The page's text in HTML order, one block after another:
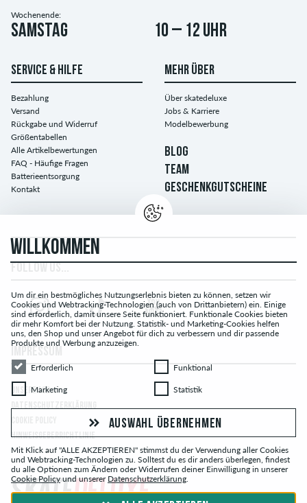
Wochenende:
Samstag 10 – 12 Uhr
SERVICE & HILFE
Bezahlung
Versand
Rückgabe und Widerruf
Größentabellen
Alle Artikelbewertungen
FAQ - Häufige Fragen
Batterieentsorgung
Kontakt
MEHR ÜBER
Über skatedeluxe
Jobs & Karriere
Modelbewerbung
BLOG
TEAM
GESCHENKGUTSCHEINE
UNSERE AGB
DATENSCHUTZERKLÄRUNG
HINWEISGEBERRICHTLINIE
WILLKOMMEN
Um dir ein bestmögliches Nutzungserlebnis bieten zu können, setzen wir
Cookies und Webtracking-Technologien (auch von Drittanbietern) ein. Einige
sind erforderlich, damit unsere Seite funktioniert. Funktionale Cookies bieten
dir mehr Komfort bei der Nutzung. Statistik- und Marketing-Cookies helfen
uns, den Shop und unser Angebot für dich zu verbessern und dir passende
Produkte und Werbung anzuzeigen.
Erforderlich
Erforderlich FunktionalFunktional
MarketingMarketing StatistikStatistik
AUSWAHL ÜBERNEHMEN
Mit Klick auf "ALLE AKZEPTIEREN" stimmst du der Verwendung aller Cookies
und Webtracking-Technologien zu. Solltest du es dir anders überlegen, findest
du alle Optionen zum Ändern oder Widerrufen deiner Einwilligung in unserer
Cookie Policy und unserer Datenschutzerklärung.